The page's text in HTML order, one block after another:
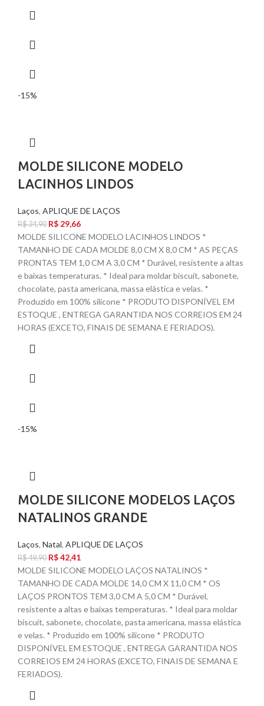
-15%
MOLDE SILICONE MODELO
LACINHOS LINDOS
Laços, APLIQUE DE LAÇOS
R$34,90 R$ 29,66
MOLDE SILICONE MODELO LACINHOS LINDOS *
TAMANHO DE CADA MOLDE 8,0 CM X 8,0 CM * AS PEÇAS
PRONTAS TEM 1,0 CM A 3,0 CM * Durável, resistente a altas
e baixas temperaturas. * Ideal para moldar biscuit, sabonete,
chocolate, pasta americana, massa elástica e velas. *
Produzido em 100% silicone * PRODUTO DISPONÍVEL EM
ESTOQUE , ENTREGA GARANTIDA NOS CORREIOS EM 24
HORAS (EXCETO, FINAIS DE SEMANA E FERIADOS).
-15%
MOLDE SILICONE MODELOS LAÇOS
NATALINOS GRANDE
Laços, Natal, APLIQUE DE LAÇOS
R$49,90 R$42,41
MOLDE SILICONE MODELO LAÇOS NATALINOS *
TAMANHO DE CADA MOLDE 14,0 CM X 11,0 CM * OS
LAÇOS PRONTOS TEM 3,0 CM A 5,0 CM * Durável,
resistente a altas e baixas temperaturas. * Ideal para moldar
biscuit, sabonete, chocolate, pasta americana, massa elástica
e velas. * Produzido em 100% silicone * PRODUTO
DISPONÍVEL EM ESTOQUE , ENTREGA GARANTIDA NOS
CORREIOS EM 24 HORAS (EXCETO, FINAIS DE SEMANA E
FERIADOS).